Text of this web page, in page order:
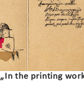
„In the printing